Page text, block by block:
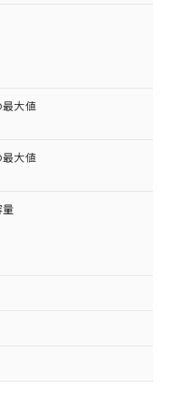
大値
大値
（10物質）の